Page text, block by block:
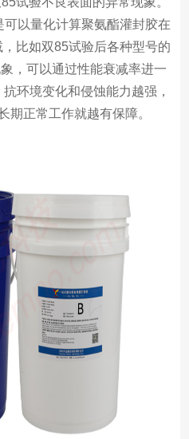
以量化计算聚氨酯灌封胶在
比如双85试验后各种型号的
，可以通过性能衰减率进一
环境变化和侵蚀能力越强，
期正常工作就越有保障。